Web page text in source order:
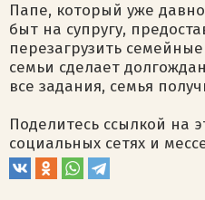
Папе, который уже
быт на супругу,
перезагрузить
семьи сделает
все задания, семья
Поделитесь ссылкой на
социальных сетях и